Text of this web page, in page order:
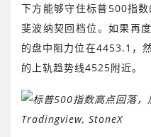
下方能够守住标普500指
斐波纳契回档位。如果再
的盘中阻力位在4453.1，
的上轨趋势线4525附近。
Tradingview, StoneX